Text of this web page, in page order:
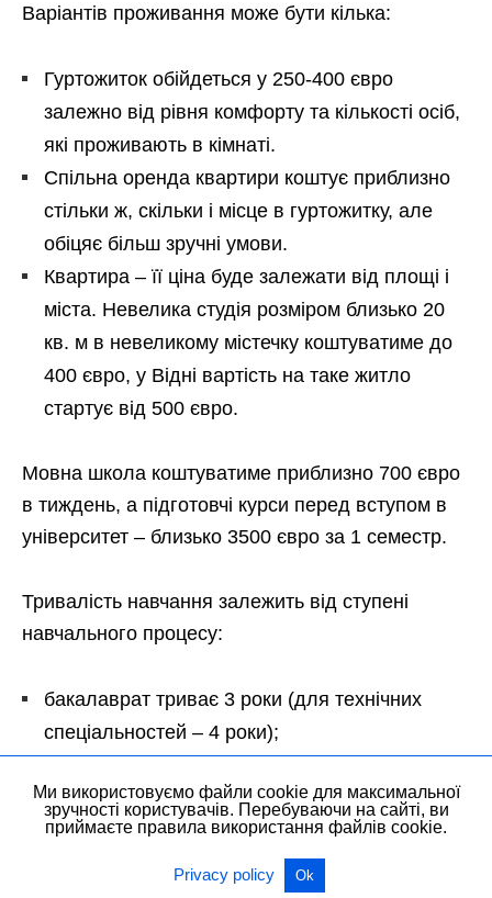
Варіантів проживання може бути кілька:
Гуртожиток обійдеться у 250-400 євро
залежно від рівня комфорту та кількості осіб,
які проживають в кімнаті.
Спільна оренда квартири коштує приблизно
стільки ж, скільки і місце в гуртожитку, але
обіцяє більш зручні умови.
Квартира – її ціна буде залежати від площі і
міста. Невелика студія розміром близько 20
кв. м в невеликому містечку коштуватиме до
400 євро, у Відні вартість на таке житло
стартує від 500 євро.
Мовна школа коштуватиме приблизно 700 євро
в тиждень, а підготовчі курси перед вступом в
університет – близько 3500 євро за 1 семестр.
Тривалість навчання залежить від ступені
навчального процесу:
бакалаврат триває 3 роки (для технічних
спеціальностей – 4 роки);
докторантура – 3-5 років.
Останній рік магістратури зазвичай присвячений
Ми використовуємо файли cookie для максимальної
зручності користувачів. Перебуваючи на сайті, ви
приймаєте правила використання файлів cookie.
Privacy policy Ok